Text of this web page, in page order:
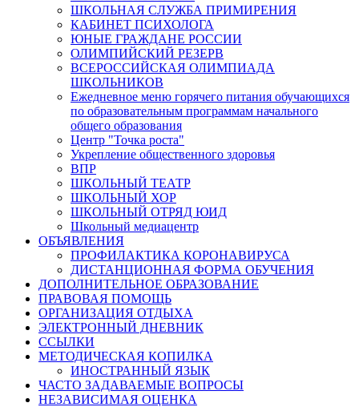
ШКОЛЬНАЯ СЛУЖБА ПРИМИРЕНИЯ
КАБИНЕТ ПСИХОЛОГА
ЮНЫЕ ГРАЖДАНЕ РОССИИ
ОЛИМПИЙСКИЙ РЕЗЕРВ
ВСЕРОССИЙСКАЯ ОЛИМПИАДА
ШКОЛЬНИКОВ
Ежедневное меню горячего питания обучающихся
по образовательным программам начального
общего образования
Центр "Точка роста"
Укрепление общественного здоровья
ВПР
ШКОЛЬНЫЙ ТЕАТР
ШКОЛЬНЫЙ ХОР
ШКОЛЬНЫЙ ОТРЯД ЮИД
Школьный медиацентр
ОБЪЯВЛЕНИЯ
ПРОФИЛАКТИКА КОРОНАВИРУСА
ДИСТАНЦИОННАЯ ФОРМА ОБУЧЕНИЯ
ДОПОЛНИТЕЛЬНОЕ ОБРАЗОВАНИЕ
ПРАВОВАЯ ПОМОЩЬ
ОРГАНИЗАЦИЯ ОТДЫХА
ЭЛЕКТРОННЫЙ ДНЕВНИК
ССЫЛКИ
МЕТОДИЧЕСКАЯ КОПИЛКА
ИНОСТРАННЫЙ ЯЗЫК
ЧАСТО ЗАДАВАЕМЫЕ ВОПРОСЫ
НЕЗАВИСИМАЯ ОЦЕНКА